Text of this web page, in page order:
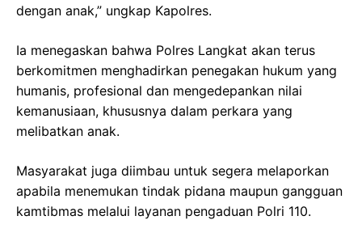
dengan anak,” ungkap Kapolres.
Ia menegaskan bahwa Polres Langkat akan terus
berkomitmen menghadirkan penegakan hukum yang
humanis, profesional dan mengedepankan nilai
kemanusiaan, khususnya dalam perkara yang
melibatkan anak.
Masyarakat juga diimbau untuk segera melaporkan
apabila menemukan tindak pidana maupun gangguan
kamtibmas melalui layanan pengaduan Polri 110.